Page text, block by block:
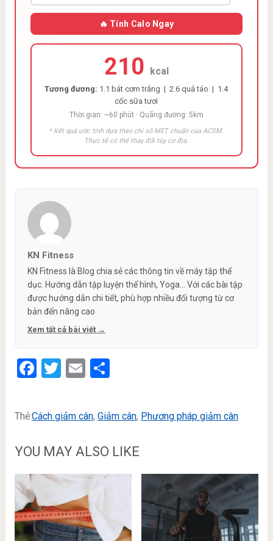
🔥 Tính Calo Ngay
210 kcal
Tương đương: 1.1 bát cơm trắng | 2.6 quả táo | 1.4
cốc sữa tươi
Thời gian: ~60 phút · Quãng đường: 5km
* Kết quả ước tính dựa theo chỉ số MET chuẩn của ACSM.
Thực tế có thể thay đổi tùy cơ địa.
KN Fitness
KN Fitness là Blog chia sẻ các thông tin về máy tập thể
dục. Hướng dẫn tập luyện thể hình, Yoga... Với các bài tập
được hướng dẫn chi tiết, phù hợp nhiều đối tượng từ cơ
bản đến nâng cao
Xem tất cả bài viết →
Facebook
Twitter
EmailShare
Thẻ:Cách giảm cân, Giảm cân, Phương pháp giảm cân
YOU MAY ALSO LIKE